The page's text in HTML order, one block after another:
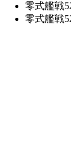
零式艦戦
零式艦戦